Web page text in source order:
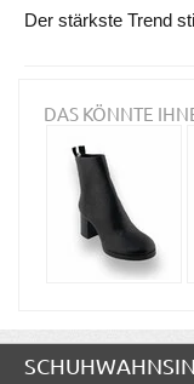
Der stärkste Trend
DAS KÖNNTE